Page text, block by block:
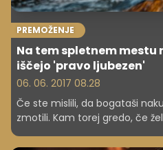
PREMOŽENJE
Na tem spletnem
iščejo 'pravo ljubezen'
06. 06. 2017 08.28
Če ste mislili, da bogataši
zmotili. Kam torej gredo, če